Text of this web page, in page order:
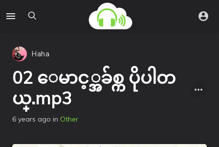
Haha
02 ေမာင့္အခ်စ္က ပိုပါတ
ယ္.mp3
6 years ago in Other